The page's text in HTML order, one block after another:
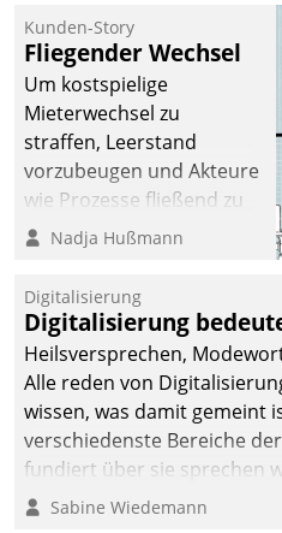
Kunden-Story
Fliegender Wechsel
Um kostspielige
Mieterwechsel zu
straffen, Leerstand
vorzubeugen und Akteure
wie Prozesse fließend zu
vernetzen, nutzt die
Jahresbeginn eine
Überblick, Einsicht und
Eingriff bietende Lösung.
Zur Entwicklung setzte
man auf
Cloudtechnologie,
bewährte und Startup-
agile Projektmethoden.
Nadja Hußmann
Digitalisierung
Digitalisierung
Heilsversprechen,
Alle reden von
wissen, was damit gemeint
verschiedenste Bereiche
fundiert über sie sprechen
klären. Ein Aspekt ist die
Sabine Wiedemann